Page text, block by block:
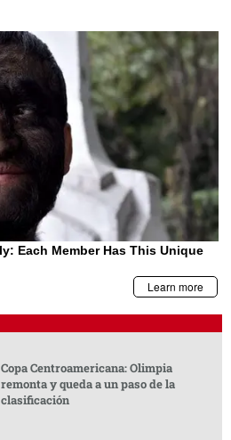
Copa Centroamericana: Olimpia
remonta y queda a un paso de la
clasificación